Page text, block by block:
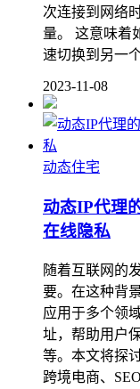
次连接到网络
量。 这意味着
速切换到另一
2023-11-08
动态住宅
动态IP代理
在线隐私
随着互联网的
要。在这种背
应用于多个领
址，帮助用户
等。本文将探
跨境电商、